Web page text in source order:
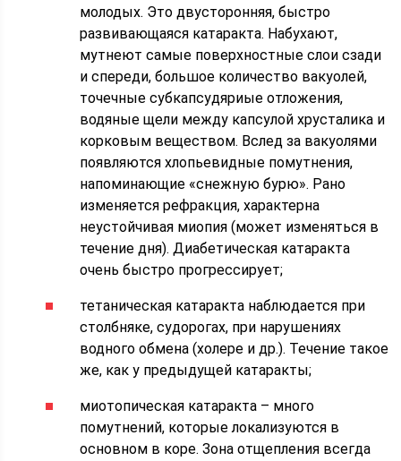
молодых. Это двусторонняя, быстро
развивающаяся катаракта. Набухают,
мутнеют самые поверхностные слои сзади
и спереди, большое количество вакуолей,
точечные субкапсудяриые отложения,
водяные щели между капсулой хрусталика и
корковым веществом. Вслед за вакуолями
появляются хлопьевидные помутнения,
напоминающие «снежную бурю». Рано
изменяется рефракция, характерна
неустойчивая миопия (может изменяться в
течение дня). Диабетическая катаракта
очень быстро прогрессирует;
тетаническая катаракта наблюдается при
столбняке, судорогах, при нарушениях
водного обмена (холере и др.). Течение такое
же, как у предыдущей катаракты;
миотопическая катаракта – много
помутнений, которые локализуются в
основном в коре. Зона отщепления всегда